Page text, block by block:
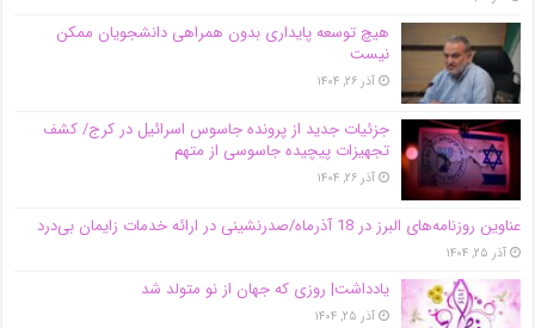
هیچ توسعه پایداری بدون همراهی دانشجویان ممکن
نیست
آذر ۲۶, ۱۴۰۴
جزئیات جدید از پرونده جاسوس اسرائیل در کرج/‌ کشف
تجهیزات پیچیده جاسوسی از متهم
آذر ۲۶, ۱۴۰۴
عناوین روزنامه‌های البرز در ‌18 آذرماه/صدرنشینی در ارائه خدمات زایمان بی‌درد
آذر ۲۵, ۱۴۰۴
یادداشت| روزی که جهان از نو متولد شد
آذر ۲۵, ۱۴۰۴